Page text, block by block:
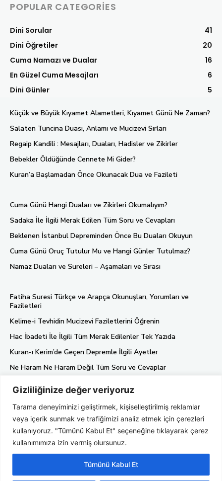
Gizliliğinize değer veriyoruz
Tarama deneyiminizi geliştirmek, kişiselleştirilmiş reklamlar
veya içerik sunmak ve trafiğimizi analiz etmek için çerezleri
kullanıyoruz. "Tümünü Kabul Et" seçeneğine tıklayarak çerez
kullanımımıza izin vermiş olursunuz.
Tümünü Kabul Et
POPULAR CATEGORIES
Dini Sorular
41
Dini Öğretiler
20
Cuma Namazı ve Dualar
16
En Güzel Cuma Mesajları
6
Dini Günler
5
Küçük ve Büyük Kıyamet Alametleri, Kıyamet Günü Ne Zaman?
Salaten Tuncina Duası, Anlamı ve Mucizevi Sırları
Regaip Kandili : Mesajları, Duaları, Hadisler ve Zikirler
Bebekler Öldüğünde Cennete Mi Gider?
Kuran’a Başlamadan Önce Okunacak Dua ve Fazileti
Cuma Günü Hangi Duaları ve Zikirleri Okumalıyım?
Sadaka İle İlgili Merak Edilen Tüm Soru ve Cevapları
Beklenen İstanbul Depreminden Önce Bu Duaları Okuyun
Cuma Günü Oruç Tutulur Mu ve Hangi Günler Tutulmaz?
Namaz Duaları ve Sureleri – Aşamaları ve Sırası
Fatiha Suresi Türkçe ve Arapça Okunuşları, Yorumları ve
Faziletleri
Kelime-i Tevhidin Mucizevi Faziletlerini Öğrenin
Hac İbadeti İle İlgili Tüm Merak Edilenler Tek Yazıda
Kuran-ı Kerim’de Geçen Depremle İlgili Ayetler
Ne Haram Ne Haram Değil Tüm Soru ve Cevaplar
Gizlilik Politikası
Hakkımızda